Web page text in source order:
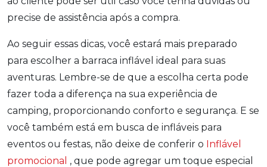
precise de assistência após a compra.
Ao seguir essas dicas, você estará mais preparado
para escolher a barraca inflável ideal para suas
aventuras. Lembre-se de que a escolha certa pode
fazer toda a diferença na sua experiência de
camping, proporcionando conforto e segurança. E se
você também está em busca de infláveis para
eventos ou festas, não deixe de conferir o Inflável
promocional , que pode agregar um toque especial